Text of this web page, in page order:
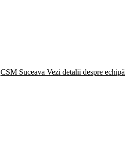
CSM Suceava Vezi detalii despre echipă